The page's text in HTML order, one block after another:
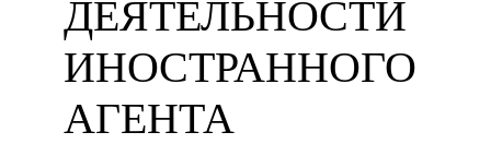
ДЕЯТЕЛЬНОСТИ
ИНОСТРАННОГО
АГЕНТА